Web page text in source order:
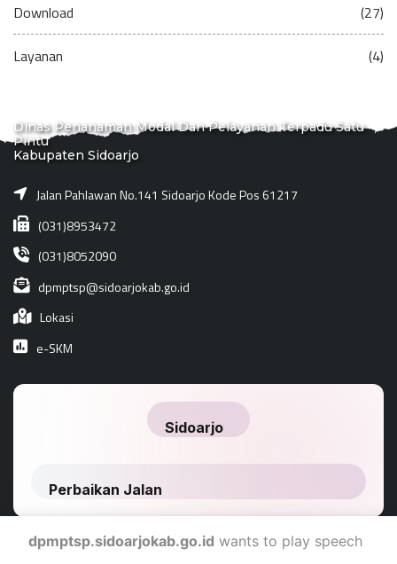
Download (27)
Layanan (4)
Dinas Penanaman Modal Dan Pelayanan Terpadu Satu
Pintu
Kabupaten Sidoarjo
Jalan Pahlawan No.141 Sidoarjo Kode Pos 61217
(031)8953472
(031)8052090
dpmptsp@sidoarjokab.go.id
Lokasi
e-SKM
dpmptsp.sidoarjokab.go.id wants to play speech